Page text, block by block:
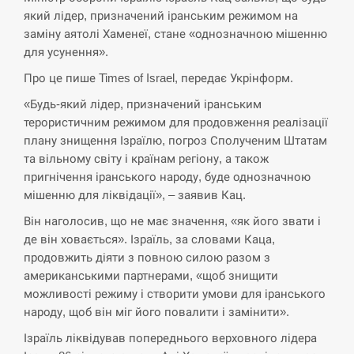
СЕРПЕНЬ
14:53
Экс-послу в США Стефанишиной вручили новое
СЕРПЕНЬ
У Росії розгортається ракетний підрозділ КНДР –
Reuters
СЕРПЕНЬ
14:23
Поставки ракет для ПВО сократились втрое,
хотя у партнеров они…
СЕРПЕНЬ
14:10
У Румунії затоплять чотири баржі для
збільшення потоку води до…
який лідер, призначений іранським режимом на
заміну аятолі Хаменеї, стане «однозначною мішенню
для усунення».
Про це пише Times of Israel, передає Укрінформ.
«Будь-який лідер, призначений іранським
терористичним режимом для продовження реалізації
плану знищення Ізраїлю, погроз Сполученим Штатам
та вільному світу і країнам регіону, а також
пригнічення іранського народу, буде однозначною
мішенню для ліквідації», – заявив Кац.
Він наголосив, що не має значення, «як його звати і
де він ховається». Ізраїль, за словами Каца,
продовжить діяти з повною силою разом з
американськими партнерами, «щоб знищити
можливості режиму і створити умови для іранського
народу, щоб він міг його повалити і замінити».
Ізраїль ліквідував попереднього верховного лідера